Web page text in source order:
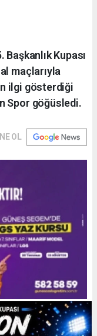
Kupası
maçlarıyla
ilgi gösterdiği
Spor göğüsledi.
OL